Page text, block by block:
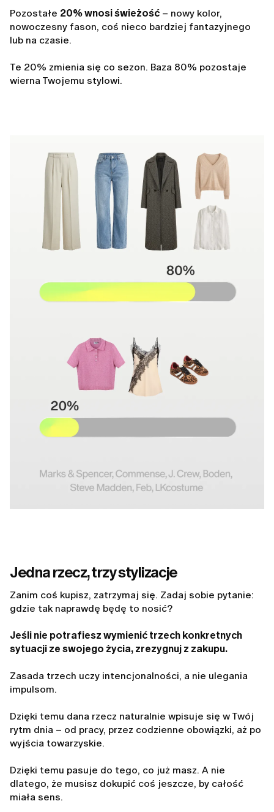
Pozostałe 20% wnosi świeżość – nowy kolor,
nowoczesny fason, coś nieco bardziej fantazyjnego
lub na czasie.
Te 20% zmienia się co sezon. Baza 80% pozostaje
wierna Twojemu stylowi.
Jedna rzecz, trzy stylizacje
Zanim coś kupisz, zatrzymaj się. Zadaj sobie pytanie:
gdzie tak naprawdę będę to nosić?
Jeśli nie potrafiesz wymienić trzech konkretnych
sytuacji ze swojego życia, zrezygnuj z zakupu.
Zasada trzech uczy intencjonalności, a nie ulegania
impulsom.
Dzięki temu dana rzecz naturalnie wpisuje się w Twój
rytm dnia – od pracy, przez codzienne obowiązki, aż po
wyjścia towarzyskie.
Dzięki temu pasuje do tego, co już masz. A nie
dlatego, że musisz dokupić coś jeszcze, by całość
miała sens.